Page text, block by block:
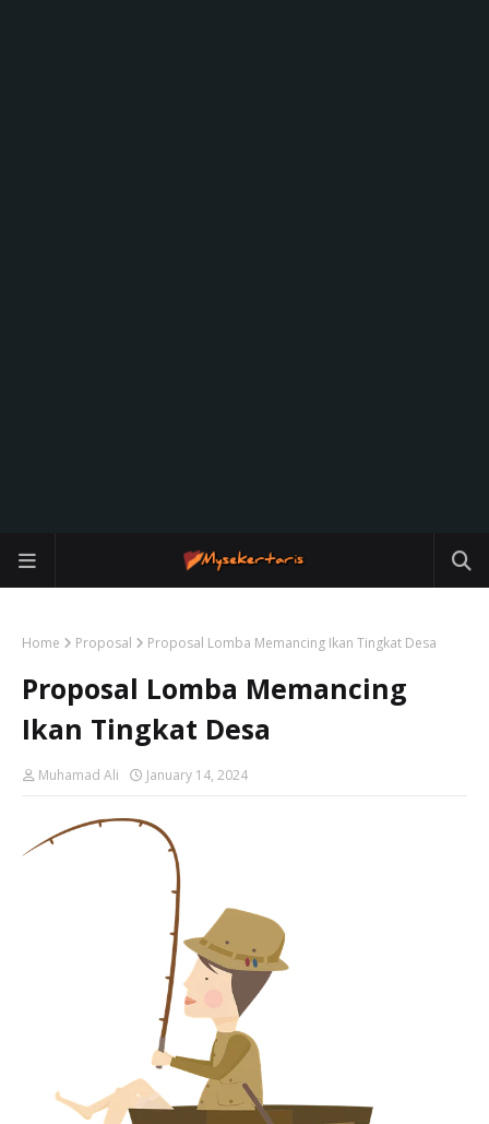
Home Proposal Proposal Lomba Memancing Ikan Tingkat Desa
Proposal Lomba Memancing
Ikan Tingkat Desa
Muhamad Ali January 14, 2024